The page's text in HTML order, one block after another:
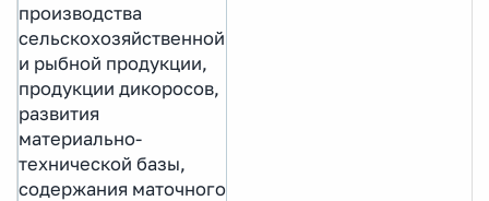
производства
сельскохозяйственной
и рыбной продукции,
продукции дикоросов,
развития
материально-
технической базы,
содержания маточного